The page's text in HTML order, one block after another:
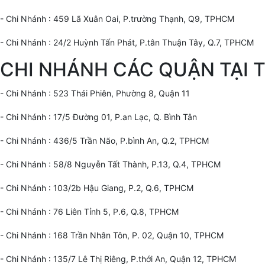
- Chi Nhánh : 459 Lã Xuân Oai, P.trường Thạnh, Q9, TPHCM
- Chi Nhánh : 24/2 Huỳnh Tấn Phát, P.tân Thuận Tây, Q.7, TPHCM
CHI NHÁNH CÁC QUẬN TẠI
- Chi Nhánh : 523 Thái Phiên, Phường 8, Quận 11
- Chi Nhánh : 17/5 Đường 01, P.an Lạc, Q. Bình Tân
- Chi Nhánh : 436/5 Trần Não, P.bình An, Q.2, TPHCM
- Chi Nhánh : 58/8 Nguyễn Tất Thành, P.13, Q.4, TPHCM
- Chi Nhánh : 103/2b Hậu Giang, P.2, Q.6, TPHCM
- Chi Nhánh : 76 Liên Tỉnh 5, P.6, Q.8, TPHCM
- Chi Nhánh : 168 Trần Nhân Tôn, P. 02, Quận 10, TPHCM
- Chi Nhánh : 135/7 Lê Thị Riêng, P.thới An, Quận 12, TPHCM